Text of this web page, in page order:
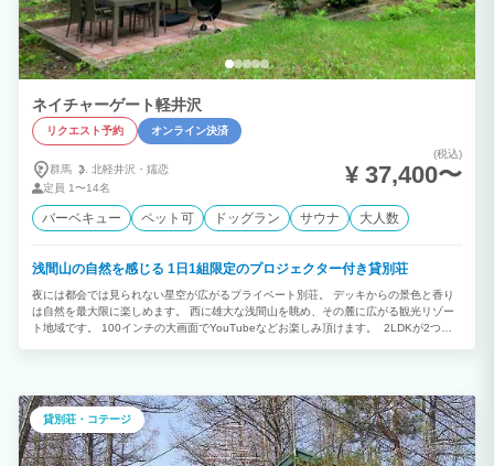
ネイチャーゲート軽井沢
リクエスト予約 オンライン決済
群馬 北軽井沢・ 嬬恋
定員 1〜14名
(税込)
¥ 37,400〜
バーベキュー ペット可 ドッグラン サウナ 大人数
浅間山の自然を感じる 1日1組限定のプロジェクター付き貸別荘
夜には都会では見られない星空が広がるプライベート別荘。 デッキからの景色と香り
は自然を最大限に楽しめます。 西に雄大な浅間山を眺め、その麓に広がる観光リゾー
ト地域です。 100インチの大画面でYouTubeなどお楽しみ頂けます。 2LDKが2つ併
OK！ 1日1組限定のお客様だけのプライベート別荘で ご家族やお仲間とのゆったりと
した時間をお過ごし下さい。
貸別荘・コテージ